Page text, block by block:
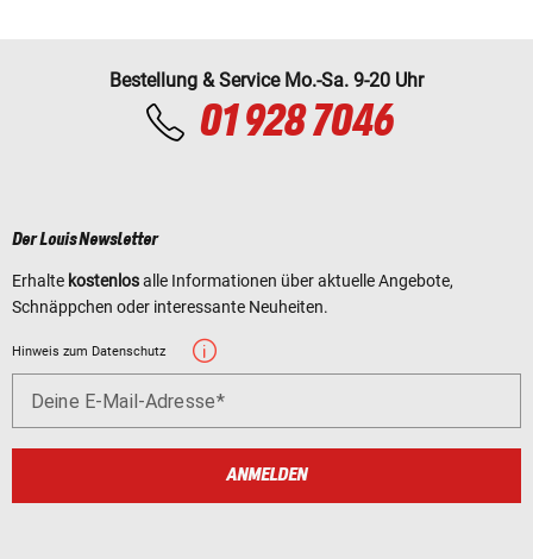
Bestellung & Service Mo.-Sa. 9-20 Uhr
01 928 7046
Der Louis Newsletter
Erhalte kostenlosalle Informationen über aktuelle Angebote,
Schnäppchen oder interessante Neuheiten.
Hinweis zum Datenschutz
Deine E-Mail-Adresse
ANMELDEN